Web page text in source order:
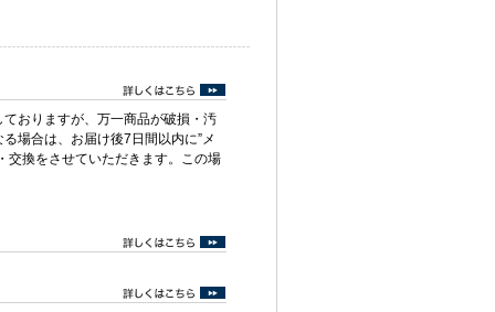
おりますが、万一商品が破損・汚
場合は、お届け後7日間以内に”メ
交換をさせていただきます。この場